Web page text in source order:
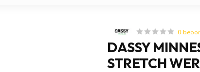
0
DASSY
STRETCH